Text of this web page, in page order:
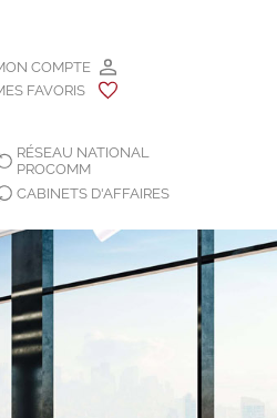
COMPTE
FAVORIS
RÉSEAU NATIONAL
PROCOMM
CABINETS D'AFFAIRES